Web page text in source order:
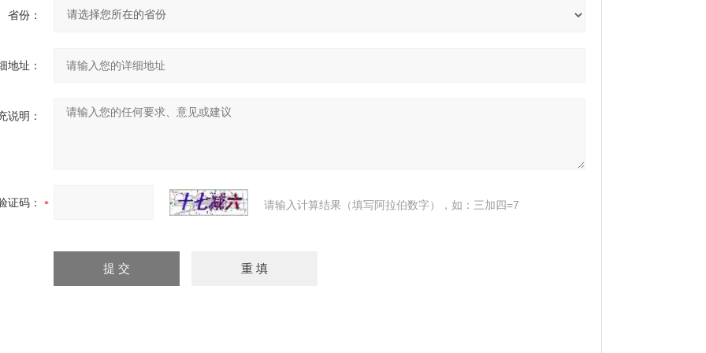
省份：
地址：
说明：
证码： 请输入计算结果（填写阿拉伯数字），如：三加四=7